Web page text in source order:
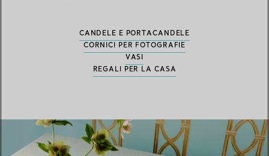
CANDELE E PORTACANDELE
CORNICI PER FOTOGRAFIE
VASI
REGALI PER LA CASA